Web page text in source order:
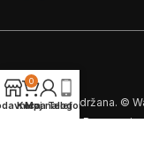
Sva prava zadržana. ©
Designed by
0
Korpa
Moj nalog
Telefon